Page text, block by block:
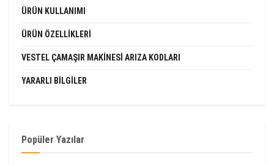
ÜRÜN KULLANIMI
ÜRÜN ÖZELLIKLERI
VESTEL ÇAMAŞIR MAKINESI ARIZA KODLARI
YARARLI BILGILER
Popüler Yazılar